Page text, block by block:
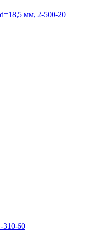
мм, 2-500-20
310-60